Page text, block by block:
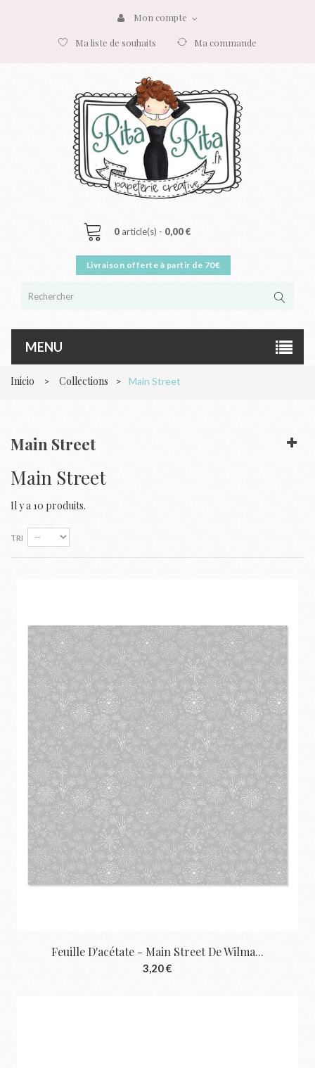
Mon compte
Ma commande
Ma liste de souhaits
0 article(s) - 0,00 €
MENU
Inicio > Collections > Main Street
Main Street
Main Street
Il y a 10 produits.
TRI
Feuille D'acétate - Main Street De Wilma...
3,20 €